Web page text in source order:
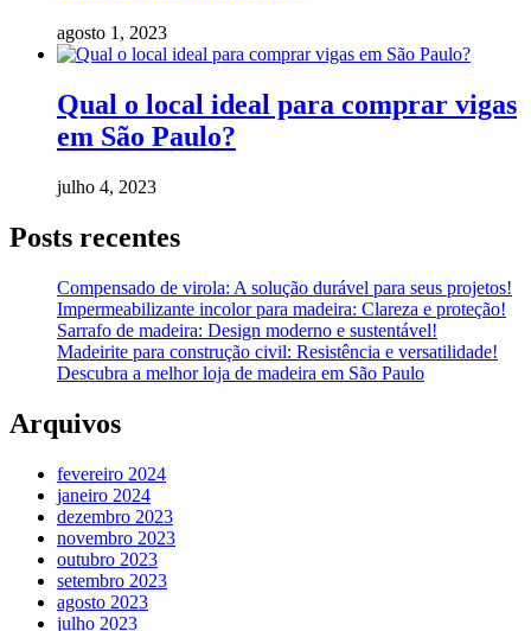
agosto 1, 2023
Qual o local ideal para comprar vigas
em São Paulo?
julho 4, 2023
Posts recentes
Compensado de virola: A solução durável para seus projetos!
Impermeabilizante incolor para madeira: Clareza e proteção!
Sarrafo de madeira: Design moderno e sustentável!
Madeirite para construção civil: Resistência e versatilidade!
Descubra a melhor loja de madeira em São Paulo
Arquivos
fevereiro 2024
janeiro 2024
dezembro 2023
novembro 2023
outubro 2023
setembro 2023
agosto 2023
julho 2023